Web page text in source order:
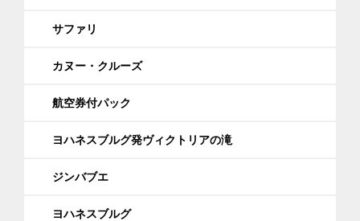
サファリ
カヌー・クルーズ
航空券付パック
ヨハネスブルグ発ヴィクトリアの滝
ジンバブエ
ヨハネスブルグ